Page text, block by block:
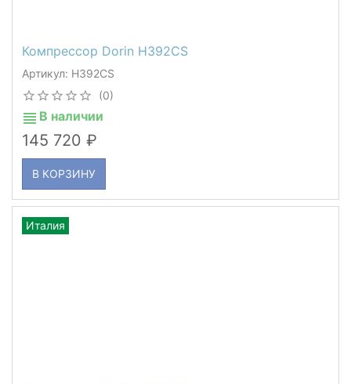
Компрессор Dorin H392CS
Артикул: H392CS
(0)
В наличии
145 720
В КОРЗИНУ
Италия